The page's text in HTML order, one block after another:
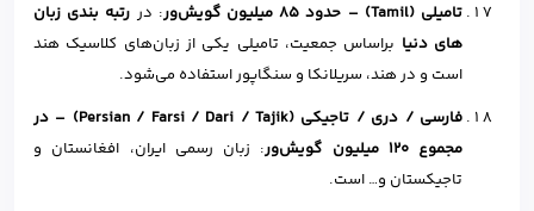
تامیلی (Tamil
)
– حدود ۸۵میلیون گویش‌ور: در رتبه بندی زبان
های دنیا براساس جمعیت، تامیلی یکی از زبان‌های کلاسیک هند
است و در هند، سریلانکا و سنگاپور استفاده می‌شود.
فارسی / دری / تاجیکی (Persian / Farsi / Dari / Tajik
)
– در
مجموع 120 میلیون گویش‌ور
: زبان رسمی ایران، افغانستان و
تاجیکستان و… است.